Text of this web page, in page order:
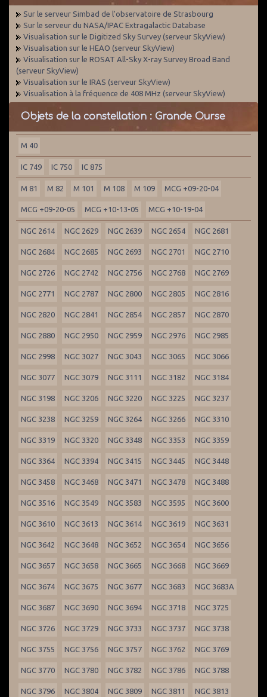
Sur le serveur Simbad de l'observatoire de Strasbourg
Sur le serveur du NASA/IPAC Extragalactic Database
Visualisation sur le Digitized Sky Survey (serveur SkyView)
Visualisation sur le HEAO (serveur SkyView)
Visualisation sur le ROSAT All-Sky X-ray Survey Broad Band
(serveur SkyView)
Visualisation sur le IRAS (serveur SkyView)
Visualisation à la fréquence de 408 MHz (serveur SkyView)
Objets de la constellation : Grande Ourse
M 40
IC 749 IC 750 IC 875
M 81 M 82 M 101 M 108 M 109 MCG +09-20-04
MCG +09-20-05 MCG +10-13-05 MCG +10-19-04
NGC 2614 NGC 2629 NGC 2639 NGC 2654 NGC 2681
NGC 2684 NGC 2685 NGC 2693 NGC 2701 NGC 2710
NGC 2726 NGC 2742 NGC 2756 NGC 2768 NGC 2769
NGC 2771 NGC 2787 NGC 2800 NGC 2805 NGC 2816
NGC 2820 NGC 2841 NGC 2854 NGC 2857 NGC 2870
NGC 2880 NGC 2950 NGC 2959 NGC 2976 NGC 2985
NGC 2998 NGC 3027 NGC 3043 NGC 3065 NGC 3066
NGC 3077 NGC 3079 NGC 3111 NGC 3182 NGC 3184
NGC 3198 NGC 3206 NGC 3220 NGC 3225 NGC 3237
NGC 3238 NGC 3259 NGC 3264 NGC 3266 NGC 3310
NGC 3319 NGC 3320 NGC 3348 NGC 3353 NGC 3359
NGC 3364 NGC 3394 NGC 3415 NGC 3445 NGC 3448
NGC 3458 NGC 3468 NGC 3471 NGC 3478 NGC 3488
NGC 3516 NGC 3549 NGC 3583 NGC 3595 NGC 3600
NGC 3610 NGC 3613 NGC 3614 NGC 3619 NGC 3631
NGC 3642 NGC 3648 NGC 3652 NGC 3654 NGC 3656
NGC 3657 NGC 3658 NGC 3665 NGC 3668 NGC 3669
NGC 3674 NGC 3675 NGC 3677 NGC 3683 NGC 3683A
NGC 3687 NGC 3690 NGC 3694 NGC 3718 NGC 3725
NGC 3726 NGC 3729 NGC 3733 NGC 3737 NGC 3738
NGC 3755 NGC 3756 NGC 3757 NGC 3762 NGC 3769
NGC 3770 NGC 3780 NGC 3782 NGC 3786 NGC 3788
NGC 3796 NGC 3804 NGC 3809 NGC 3811 NGC 3813